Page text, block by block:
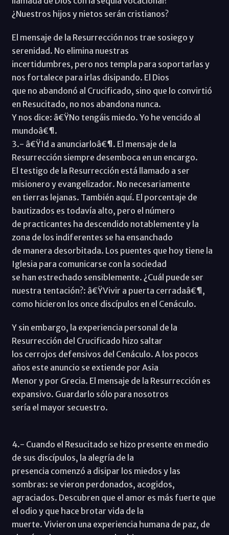
¿Nuestros hijos y nietos serán cristianos?
El mensaje de la Resurrección nos trae sosiego y
serenidad. No elimina nuestras
incertidumbres, pero nos templa para soportarlas y
nos fortalece para irlas disipando. El Dios
que no abandonó al Crucificado, sino que lo convirtió
en Resucitado, no nos abandona nunca.
Y nos dice: â€ŸNo tengáis miedo. Yo he vencido al
mundoâ€¶.
3.- â€ŸId a anunciarloâ€¶. El mensaje de la
Resurrección siempre desemboca en un encargo.
El testigo de la Resurrección está llamado a ser
misionero y evangelizador. No necesariamente
en tierras lejanas. También aquí. El porcentaje de
bautizados es todavía alto, pero el número
de practicantes ha descendido notablemente y la
zona de los indiferentes se ha ensanchado
de manera desorbitada. Los puentes que hoy tiene la
Iglesia para comunicarse con la sociedad
se han estrechado sensiblemente. ¿Cuál puede ser
nuestra tentación?: â€ŸVivir a puerta cerradaâ€¶,
como hicieron los once discípulos en el Cenáculo.
Y sin embargo, la experiencia personal de la
Resurrección del Crucificado hizo saltar
los cerrojos defensivos del Cenáculo. A los pocos
años este anuncio se extiende por Asia
Menor y por Grecia. El mensaje de la Resurrección es
expansivo. Guardarlo sólo para nosotros
sería el mayor secuestro.
4.- Cuando el Resucitado se hizo presente en medio
de sus discípulos, la alegría de la
presencia comenzó a disipar los miedos y las
sombras: se vieron perdonados, acogidos,
agraciados. Descubren que el amor es más fuerte que
el odio y que hace brotar vida de la
muerte. Vivieron una experiencia humana de paz, de